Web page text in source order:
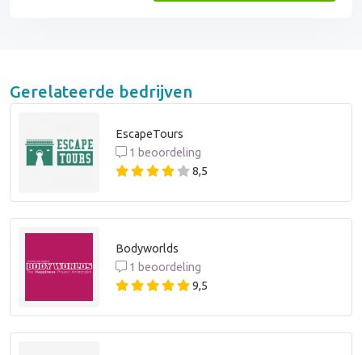
Gerelateerde bedrijven
EscapeTours
1 beoordeling
8,5
Bodyworlds
1 beoordeling
9,5